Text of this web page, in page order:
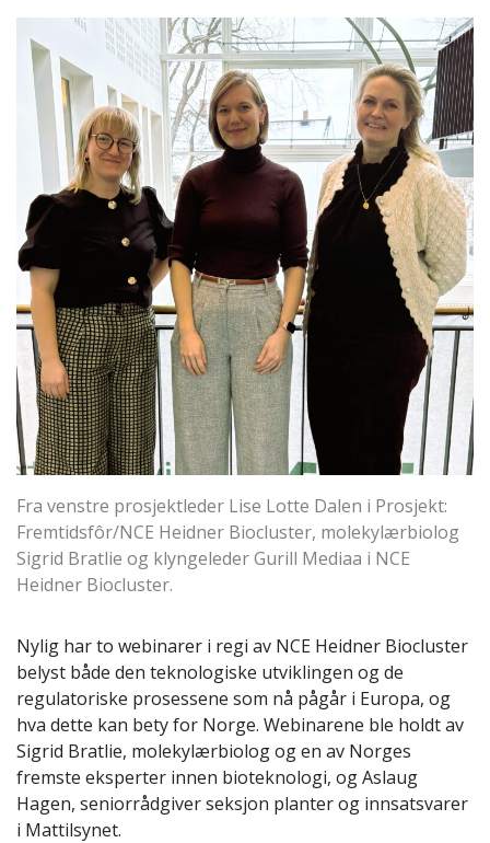
Fra venstre prosjektleder Lise Lotte Dalen i Prosjekt:
Fremtidsfôr/NCE Heidner Biocluster, molekylærbiolog
Sigrid Bratlie og klyngeleder Gurill Mediaa i NCE
Heidner Biocluster.
Nylig har to webinarer i regi av NCE Heidner Biocluster
belyst både den teknologiske utviklingen og de
regulatoriske prosessene som nå pågår i Europa, og
hva dette kan bety for Norge. Webinarene ble holdt av
Sigrid Bratlie, molekylærbiolog og en av Norges
fremste eksperter innen bioteknologi, og Aslaug
Hagen, seniorrådgiver seksjon planter og innsatsvarer
i Mattilsynet.